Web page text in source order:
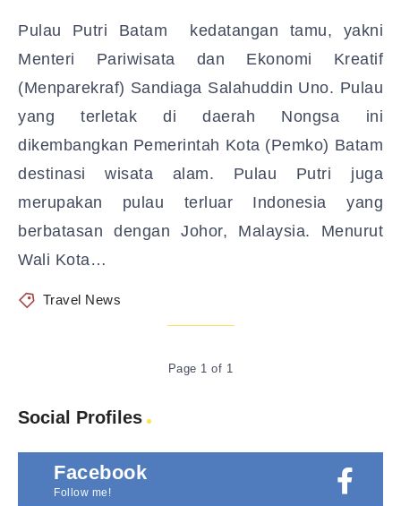
Pulau Putri Batam kedatangan tamu, yakni
Menteri Pariwisata dan Ekonomi Kreatif
(Menparekraf) Sandiaga Salahuddin Uno. Pulau
yang terletak di daerah Nongsa ini
dikembangkan Pemerintah Kota (Pemko) Batam
destinasi wisata alam. Pulau Putri juga
merupakan pulau terluar Indonesia yang
berbatasan dengan Johor, Malaysia. Menurut
Wali Kota…
Travel News
Page 1 of 1
Social Profiles
Facebook
Follow me!